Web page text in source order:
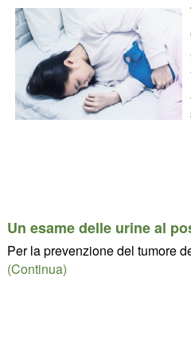
Un esame delle urine al
Per la prevenzione del tumore
(Continua)